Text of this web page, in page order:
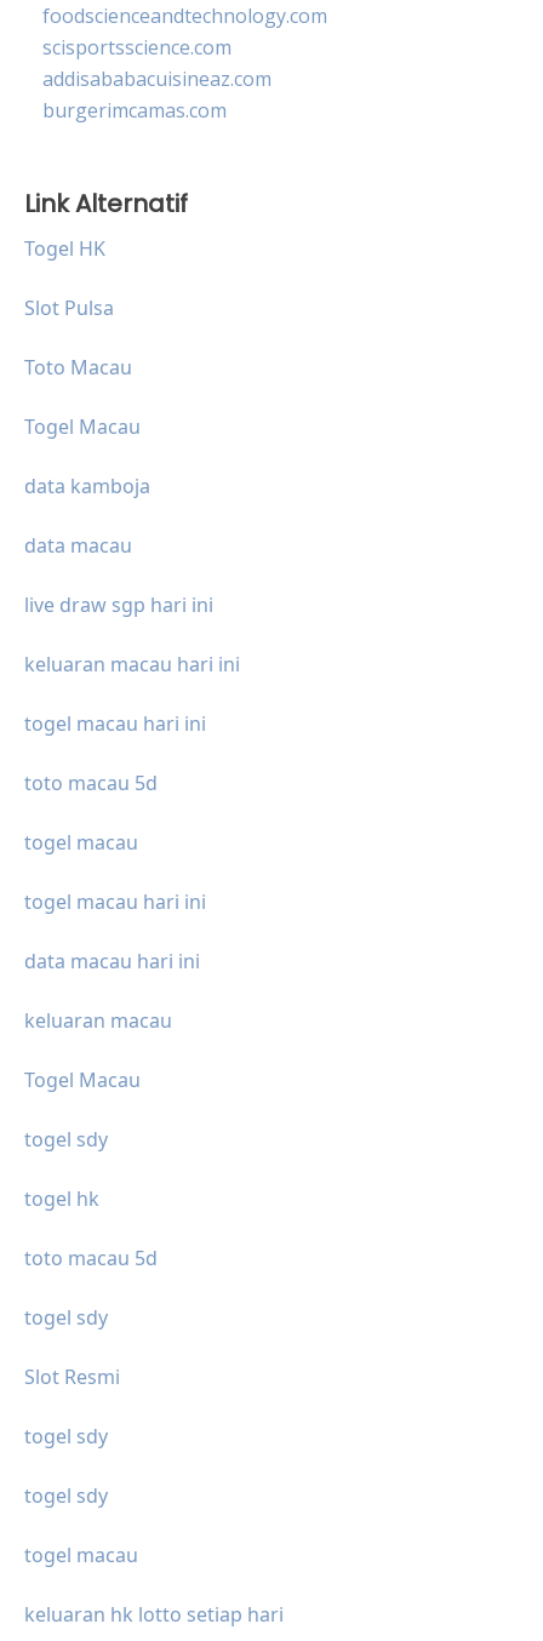
foodscienceandtechnology.com
scisportsscience.com
addisababacuisineaz.com
burgerimcamas.com
Link Alternatif
Togel HK
Slot Pulsa
Toto Macau
Togel Macau
data kamboja
data macau
live draw sgp hari ini
keluaran macau hari ini
togel macau hari ini
toto macau 5d
togel macau
togel macau hari ini
data macau hari ini
keluaran macau
Togel Macau
togel sdy
togel hk
toto macau 5d
togel sdy
Slot Resmi
togel sdy
togel sdy
togel macau
keluaran hk lotto setiap hari